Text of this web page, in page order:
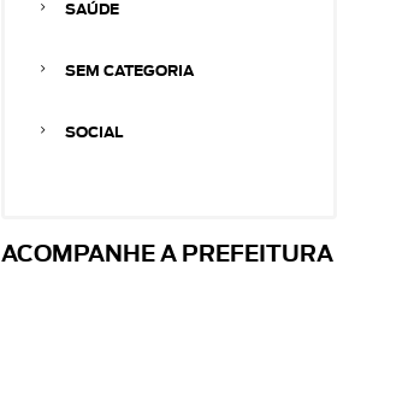
SAÚDE
SEM CATEGORIA
SOCIAL
ACOMPANHE A PREFEITURA